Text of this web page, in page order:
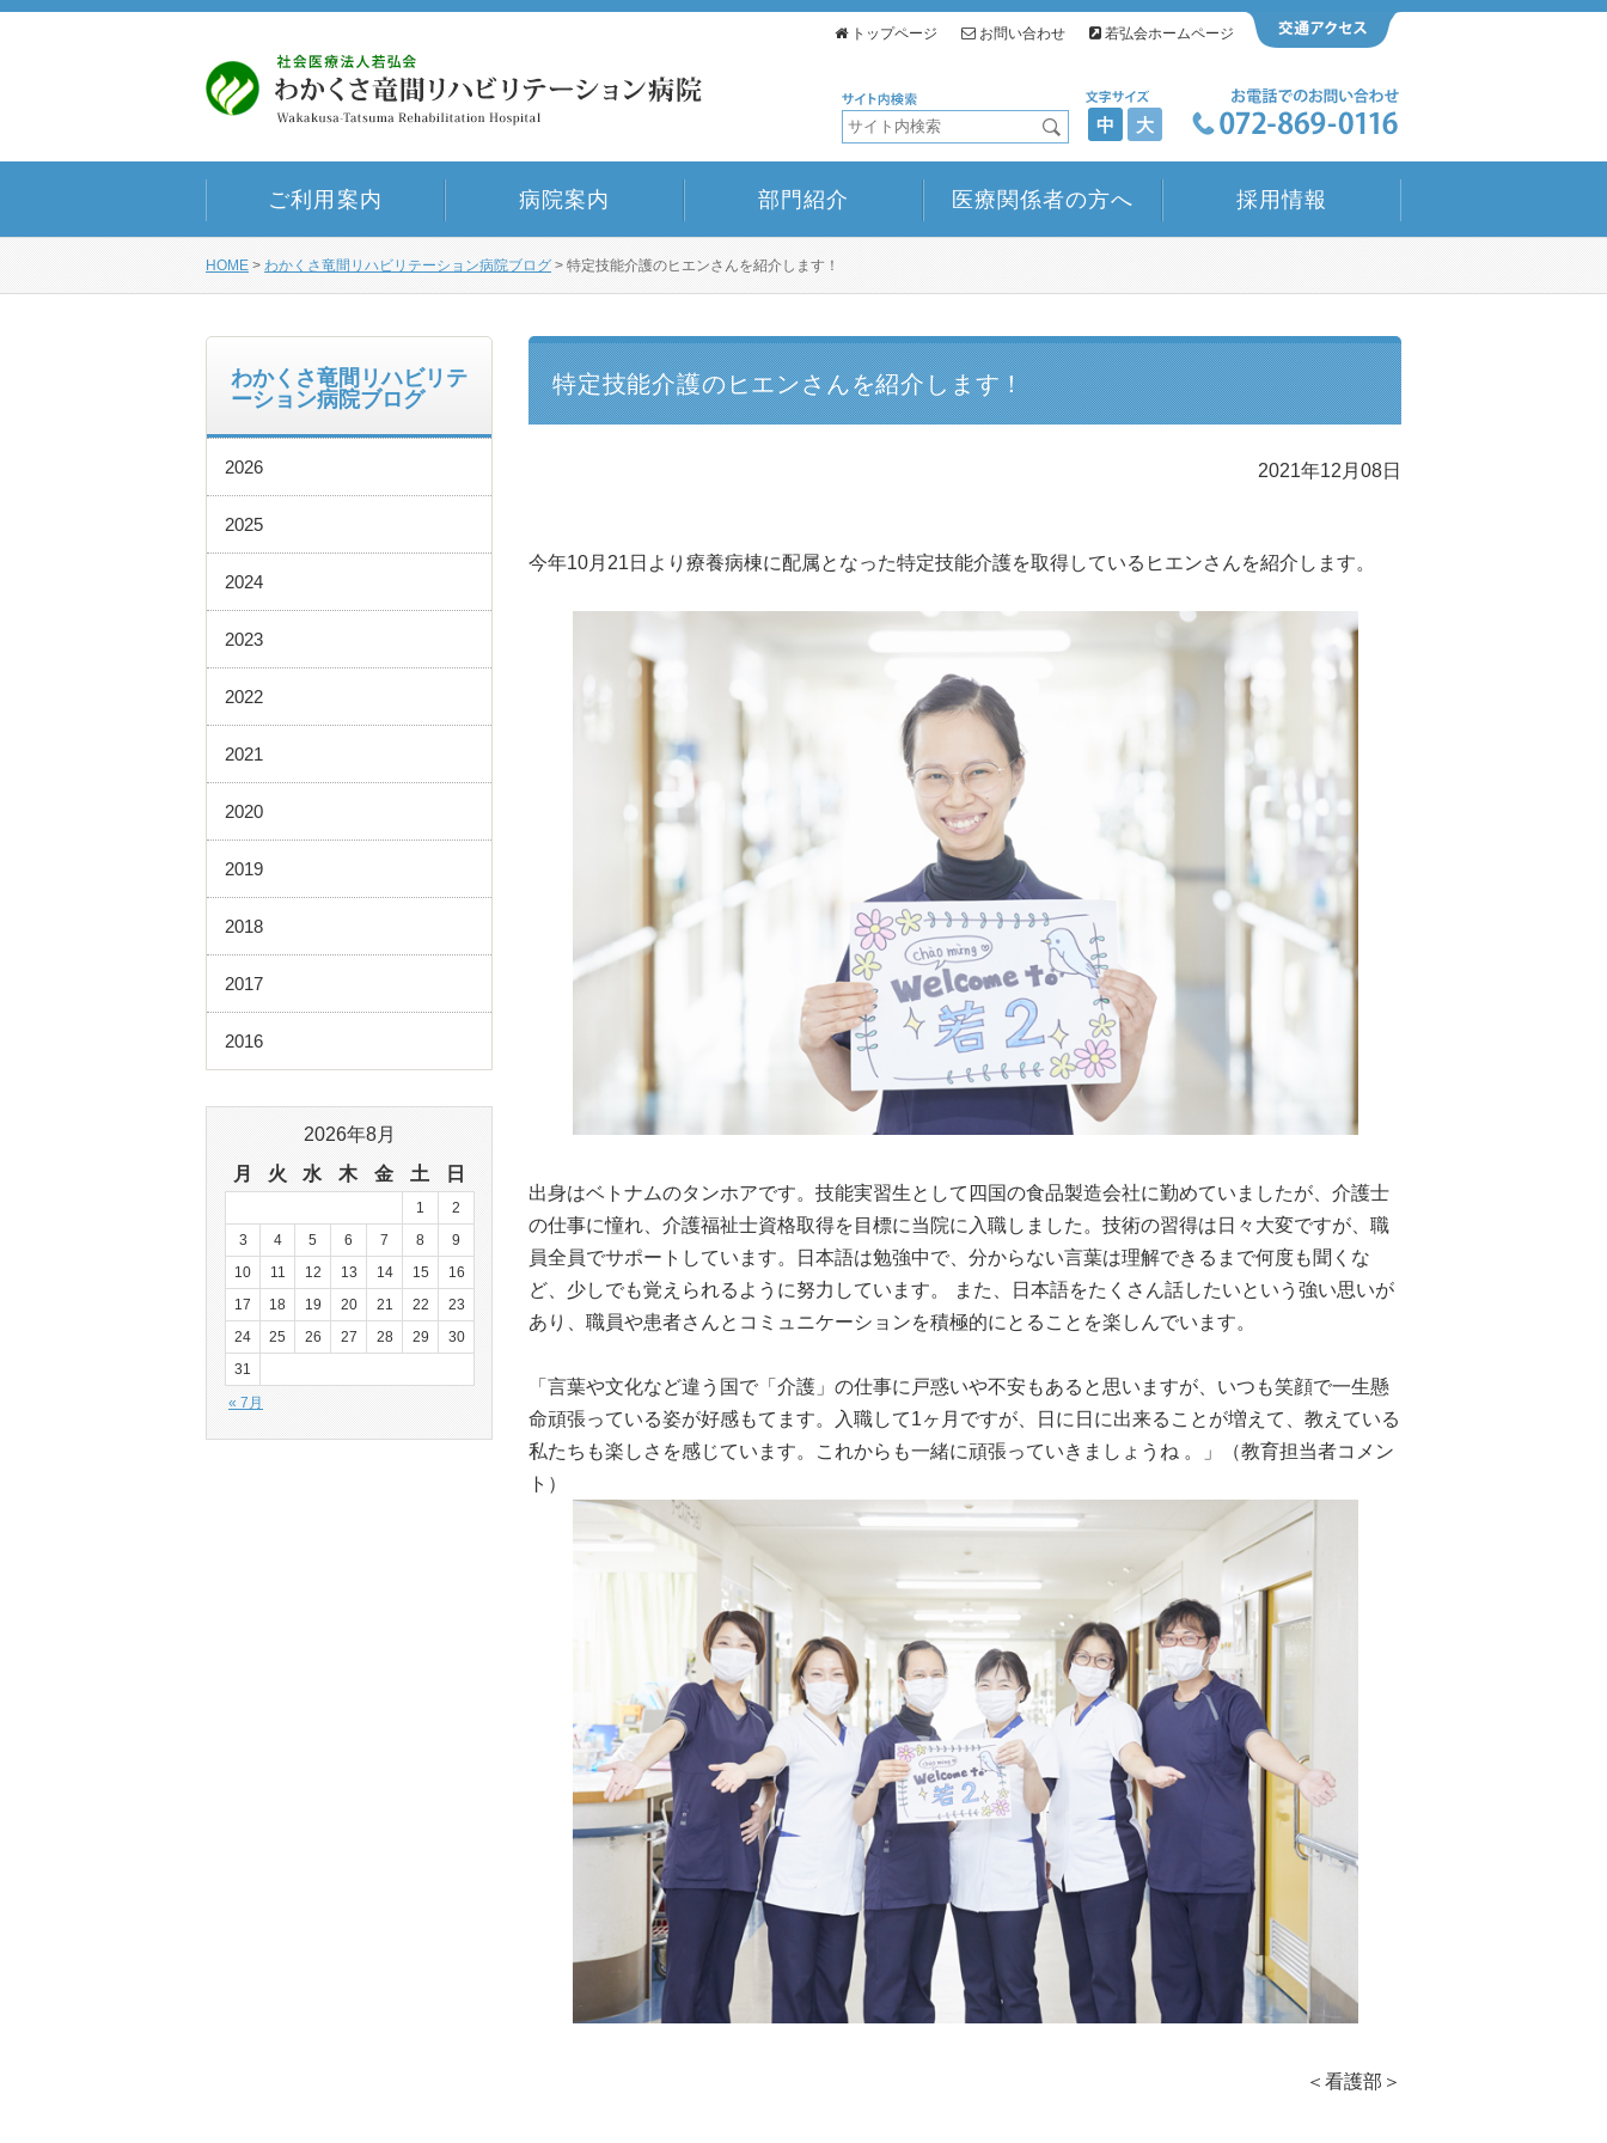
トップページ お問い合わせ 若弘会ホームページ
中 大
ご利用案内 病院案内 部門紹介 医療関係者の方へ 採用情報
HOME > わかくさ竜間リハビリテーション病院ブログ> 特定技能介護のヒエンさんを紹介します！
特定技能介護のヒエンさんを紹介します！
2021年12月08日
今年10月 21 日より療養病棟に配属となった特定技能介護を取得しているヒエンさんを紹介します。
出身はベトナムのタンホアです。技能実習生として四国の食品製造会社に勤めていましたが、介護士
の仕事に憧れ、介護福祉士資格取得を目標に当院に入職しました。技術の習得は日々大変ですが、職
員全員でサポートしています。日本語は勉強中で、分からない言葉は理解できるまで何度も聞くな
ど、少しでも覚えられるように努力しています。 また、日本語をたくさん話したいという強い思いが
あり、職員や患者さんとコミュニケーションを積極的にとることを楽しんでいます。
「言葉や文化など違う国で「介護」の仕事に戸惑いや不安もあると思いますが、いつも笑顔で一生懸
命頑張っている姿が好感もてます。入職して1ヶ月ですが、日に日に出来ることが増えて、教えている
私たちも楽しさを感じています。これからも一緒に頑張っていきましょうね 。」（教育担当者コメン
ト）
＜看護部＞
わかくさ竜間リハビリテ
ーション病院ブログ
2026
2025
2024
2023
2022
2021
2020
2019
2018
2017
2016
2026年8月
月
火 水 木 金 土 日
« 7月
1
2
3
4 5 6 7 8
9
10
11 12 13 14 15
16
17
18 19 20 21 22
23
24
25 26 27 28 29
30
31